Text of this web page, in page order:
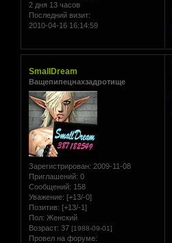
2 дня 13 часов
Последний визит:
2010-04-16 16:14:59
SmallDream
Ващепипецнахзадротище
Зарегистрирован: 2009-11-08
Приглашений: 0
Сообщений: 158
Уважение: [+13/-0]
Позитив: [+13/-1]
Пол: Женский
Возраст: 37 [1988-09-01]
Провел на форуме: